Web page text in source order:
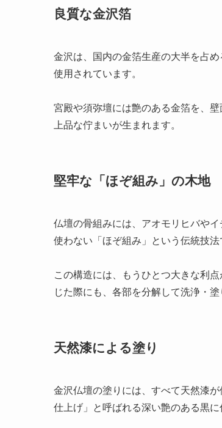
良質な金沢箔
金沢は、国内の金箔生産の大半を占
使用されています。
宮殿や須弥壇には艶のある金箔を、
上品な佇まいが生まれます。
堅牢な「ほぞ組み」の木地
仏壇の骨組みには、アオモリヒバや
使わない「ほぞ組み」という伝統技
この構造には、もうひとつ大きな利
じた際にも、各部を分解して洗浄・
天然漆による塗り
金沢仏壇の塗りには、すべて天然漆
仕上げ」と呼ばれる深い艶のある黒に